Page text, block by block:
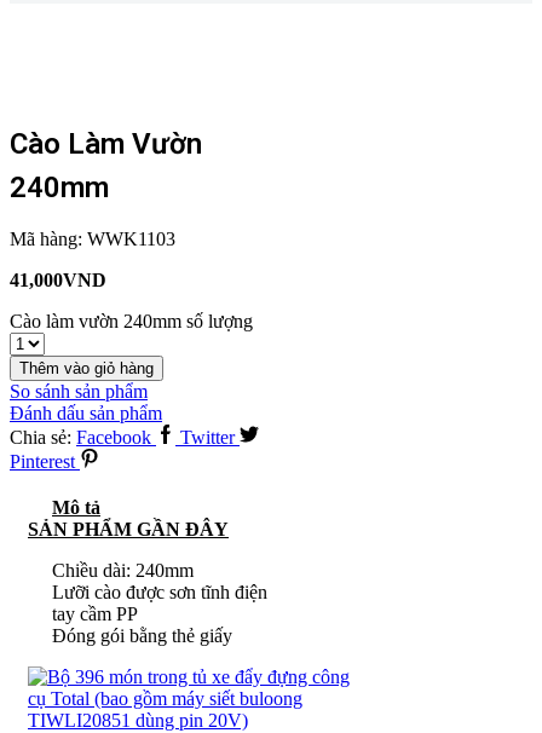
Cào Làm Vườn
240mm
Mã hàng: WWK1103
41,000VND
Cào làm vườn 240mm số lượng
Thêm vào giỏ hàng
So sánh sản phẩm
Đánh dấu sản phẩm
Chia sẻ: Facebook
Twitter
Pinterest
Mô tả
SẢN PHẨM GẦN ĐÂY
Chiều dài: 240mm
Lưỡi cào được sơn tĩnh điện
tay cầm PP
Đóng gói bằng thẻ giấy